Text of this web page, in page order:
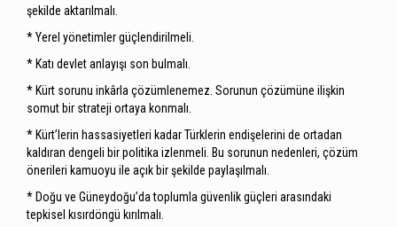
şekilde aktarılmalı.
* Yerel yönetimler güçlendirilmeli.
* Katı devlet anlayışı son bulmalı.
* Kürt sorunu inkârla çözümlenemez. Sorunun çözümüne ilişkin
somut bir strateji ortaya konmalı.
* Kürt’lerin hassasiyetleri kadar Türklerin endişelerini de ortadan
kaldıran dengeli bir politika izlenmeli. Bu sorunun nedenleri, çözüm
önerileri kamuoyu ile açık bir şekilde paylaşılmalı.
* Doğu ve Güneydoğu’da toplumla güvenlik güçleri arasındaki
tepkisel kısırdöngü kırılmalı.